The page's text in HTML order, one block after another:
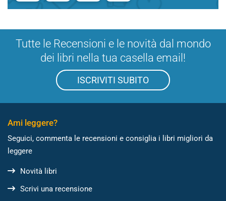
Tutte le Recensioni e le novità dal mondo
dei libri nella tua casella email!
ISCRIVITI SUBITO
Ami leggere?
Seguici, commenta le recensioni e consiglia i libri migliori da
leggere
Novità libri
Scrivi una recensione